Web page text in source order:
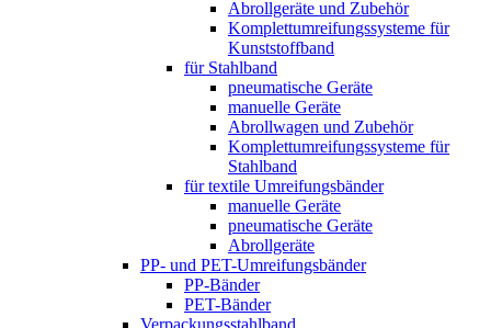
Abrollgeräte und Zubehör
Komplettumreifungssysteme für
Kunststoffband
für Stahlband
pneumatische Geräte
manuelle Geräte
Abrollwagen und Zubehör
Komplettumreifungssysteme für
Stahlband
für textile Umreifungsbänder
manuelle Geräte
pneumatische Geräte
Abrollgeräte
PP- und PET-Umreifungsbänder
PP-Bänder
PET-Bänder
Verpackungsstahlband